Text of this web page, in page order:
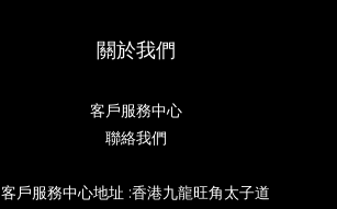
關於我們
客戶服務中心
聯絡我們
客戶服務中心地址 :香港九龍旺角太子道